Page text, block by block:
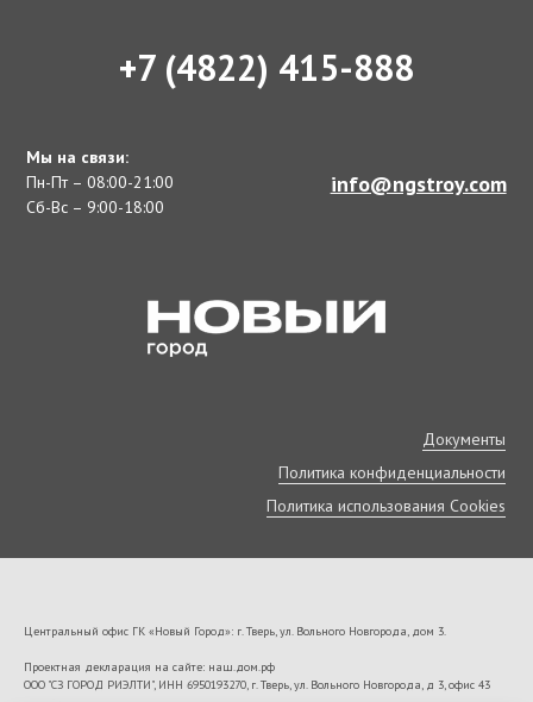
+7 (4822) 415-888
Мы на связи:
Пн-Пт – 08:00-21:00
Сб-Вс – 9:00-18:00
info@ngstroy.com
Документы
Политика конфиденциальности
Политика использования Cookies
Центральный офис ГК «Новый Город»: г. Тверь, ул. Вольного Новгорода, дом 3.
Проектная декларация на сайте: наш.дом.рф
ООО "СЗ ГОРОД РИЭЛТИ", ИНН 6950193270, г. Тверь, ул. Вольного Новгорода, д 3, офис 43